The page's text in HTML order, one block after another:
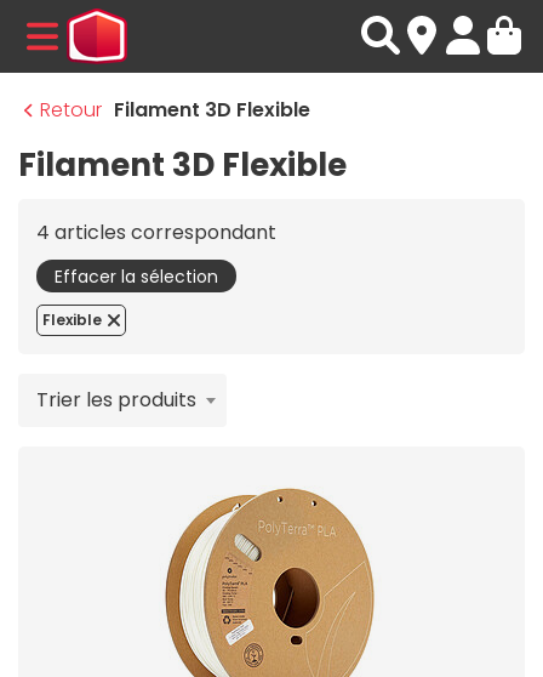
MENU
Retour Filament 3D Flexible
Filament 3D Flexible
4 articles correspondant
Effacer la sélection
Flexible
Trier les produits